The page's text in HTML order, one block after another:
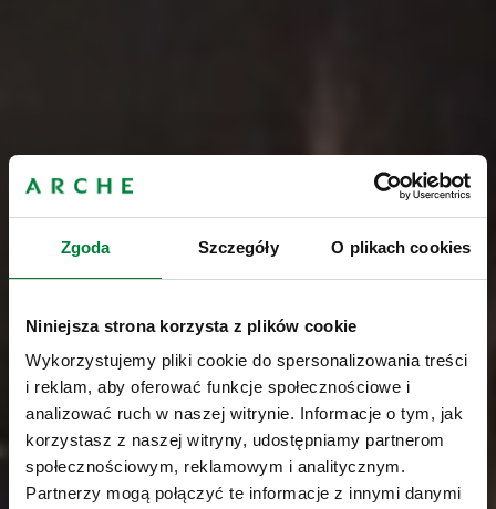
Zgoda Szczegóły O plikach cookies
Niniejsza strona korzysta z plików cookie
Wykorzystujemy pliki cookie do spersonalizowania treści
i reklam, aby oferować funkcje społecznościowe i
analizować ruch w naszej witrynie. Informacje o tym, jak
korzystasz z naszej witryny, udostępniamy partnerom
społecznościowym, reklamowym i analitycznym.
Partnerzy mogą połączyć te informacje z innymi danymi